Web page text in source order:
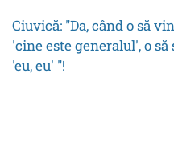
Ciuvică: "Da, când o să
'cine este generalul', o
'eu, eu' "!